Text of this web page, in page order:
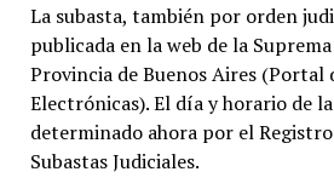
La subasta, también por orden
publicada en la web de la
Provincia de Buenos Aires (Portal
Electrónicas). El día y horario de
determinado ahora por el
Subastas Judiciales.